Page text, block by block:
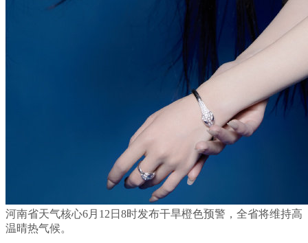
河南省天气核心6月12日8时发布干旱橙色预警，全省将维持高
温晴热气候。